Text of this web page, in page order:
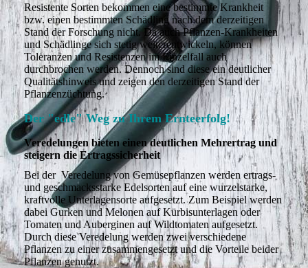
Resistente Sorten bekommen eine bestimmte Krankheit
bzw. einen bestimmten Schädling nach dem derzeitigen
Stand der Forschung nicht. Da auch Pflanzen-Krankheiten
und Schädlinge sich stetig weiterentwickeln, können
Toleranzen und Resistenzen im Einzelfall auch
durchbrochen werden. Dennoch sind diese ein deutlicher
Qualitätshinweis und zeigen den derzeitigen Stand der
Pflanzenzüchtung.
Der "edle" Weg zu Ihrem Ernteerfolg!
Veredelungen bieten einen deutlichen Mehrertrag und
steigern die Ertragssicherheit
Bei der Veredelung von Gemüsepflanzen werden ertrags-
und geschmacksstarke Edelsorten auf eine wurzelstarke,
kraftvolle Unterlagensorte aufgesetzt. Zum Beispiel werden
dabei Gurken und Melonen auf Kürbisunterlagen oder
Tomaten und Auberginen auf Wildtomaten aufgesetzt.
Durch diese Veredelung werden zwei verschiedene
Pflanzen zu einer zusammengesetzt und die Vorteile beider
Pflanzen genutzt.